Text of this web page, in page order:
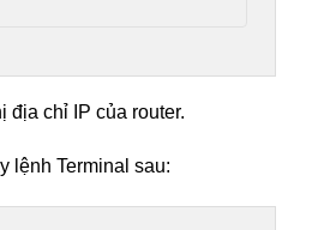
địa chỉ IP của router.
lệnh Terminal sau: